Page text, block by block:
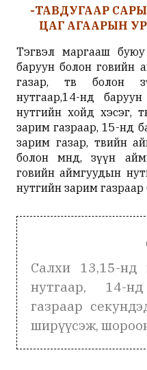
-ТАВДУГААР
ЦАГ АГААРЫН
Тэгвэл маргааш
баруун болон говийн
газар, төв болон
нутгаар,14-нд
нутгийн хойд хэсэг,
зарим газраар, 15-нд
зарим газар, төвийн
болон өмнөд, зүүн
говийн аймгуудын
нутгийн зарим газраар
Салхи 13,15-нд
нутгаар, 14-
газраар
ширүүсэж,